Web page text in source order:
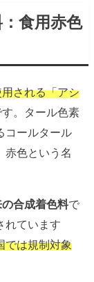
食用赤色
される「アシ
す。タール色素
コールタール
赤色という名
合成着色料で
れています
では規制対象